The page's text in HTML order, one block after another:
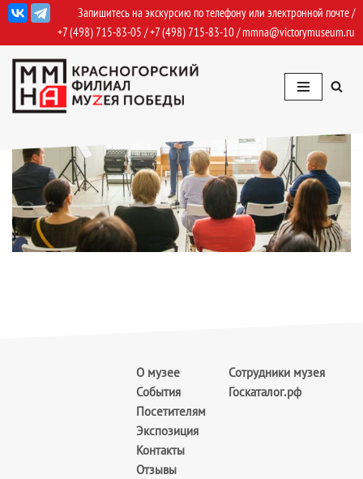
Перейти
к
содержимому
Запишитесь на экскурсию по телефону или электронной почте /
+7 (498) 715-83-05 /+7 (498) 715-83-10/mmna@victorymuseum.ru
О музее
События
Посетителям
Экспозиция
Контакты
Отзывы
Сотрудники музея
Госкаталог.рф